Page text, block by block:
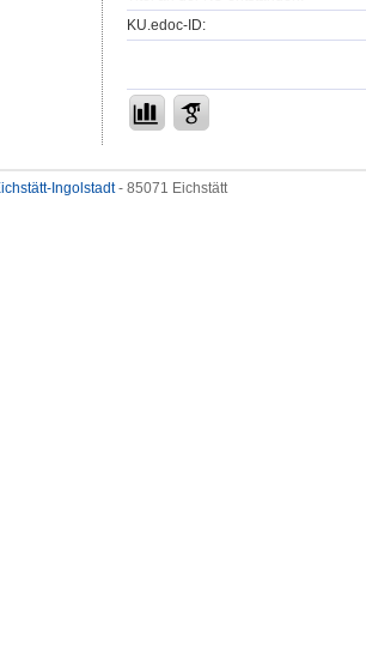
KU.edoc-ID:
Ingolstadt- 85071 Eichstätt